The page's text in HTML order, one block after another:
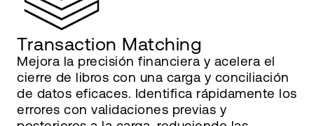
Transaction Matching
Mejora la precisión financiera y acelera el
cierre de libros con una carga y conciliación
de datos eficaces. Identifica rápidamente los
errores con validaciones previas y